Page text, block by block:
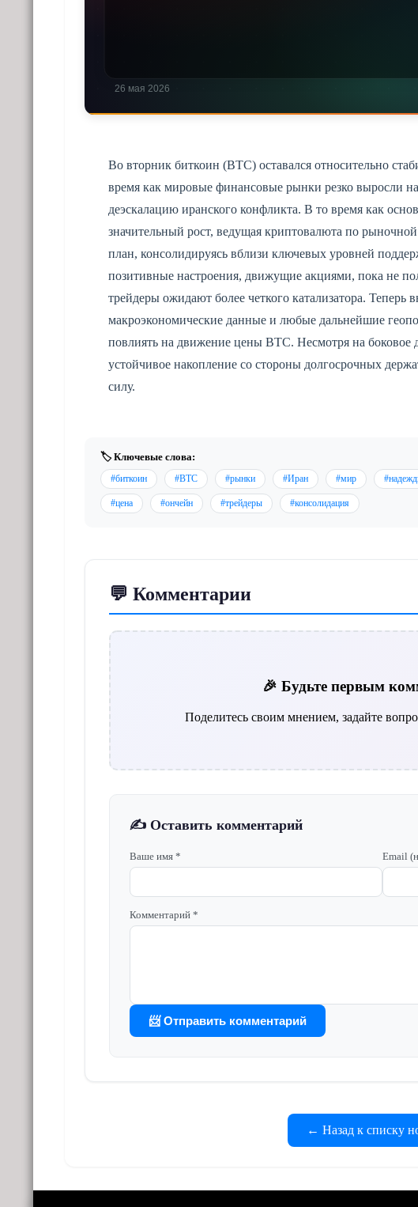
Во вторник биткоин (BTC) оставался относительно
время как мировые финансовые рынки резко выросли
деэскалацию иранского конфликта. В то время как
значительный рост, ведущая криптовалюта по
план, консолидируясь вблизи ключевых уровней
позитивные настроения, движущие акциями, пока не
трейдеры ожидают более четкого катализатора. Теперь
макроэкономические данные и любые дальнейшие
повлиять на движение цены BTC. Несмотря на
устойчивое накопление со стороны долгосрочных
силу.
🏷️ Ключевые слова:
#биткоин #BTC #рынки #Иран #мир
#цена #ончейн #трейдеры #консолидация
💬 Комментарии
🎉 Будьте первым
Поделитесь своим мнением, задайте
✍️ Оставить комментарий
Ваше имя * Email
Комментарий *
📨 Отправить комментарий
← Назад к списку